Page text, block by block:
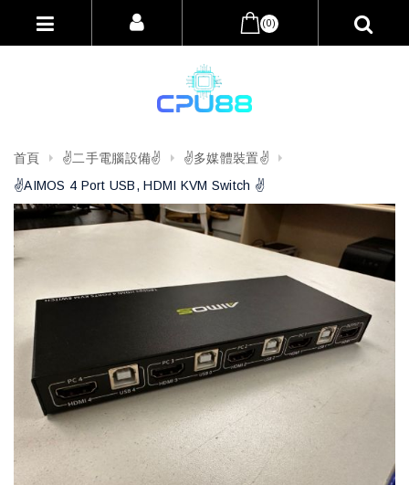
(0)
首頁 ✌️二手電腦設備✌️
✌️多媒體裝置✌️
✌️AIMOS 4 Port USB, HDMI KVM Switch ✌️